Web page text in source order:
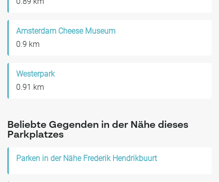
Amsterdam Cheese Museum
0.9 km
Westerpark
0.91 km
Beliebte Gegenden in der Nähe dieses
Parkplatzes
Parken in der Nähe Frederik Hendrikbuurt